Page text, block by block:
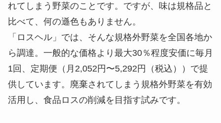
れてしまう野菜のことです。ですが、味は規格品と
比べて、何の遜色もありません。
「ロスヘル」では、そんな規格外野菜を全国各地か
ら調達。一般的な価格より最大30％程度安価に毎月
1回、定期便（月2,052円〜5,292円（税込））で提
供しています。廃棄されてしまう規格外野菜を有効
活用し、食品ロスの削減を目指す試みです。